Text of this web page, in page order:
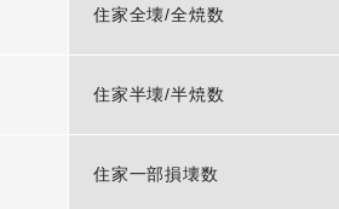
住家全壊/全焼数
住家半壊/半焼数
住家一部損壊数